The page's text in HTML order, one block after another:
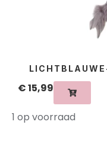
€15,99
1 op voorraad